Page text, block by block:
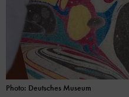
Photo: Deutsches Museum